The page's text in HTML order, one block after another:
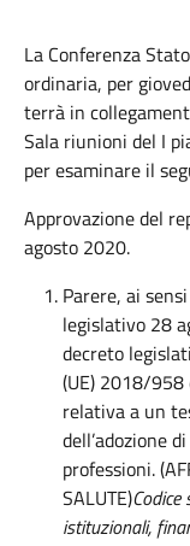
La Conferenza
ordinaria, per
terrà in
Sala riunioni del I
per esaminare il
Approvazione del
agosto 2020.
Parere, ai
legislativo 28
decreto
(UE) 2018/958
relativa a un
dell’adozione
professioni.
SALUTE)
istituzionali,